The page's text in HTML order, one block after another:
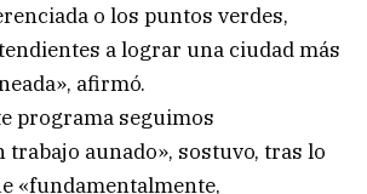
o los puntos verdes,
a lograr una ciudad más
afirmó.
programa seguimos
aunado», sostuvo, tras lo
«fundamentalmente,